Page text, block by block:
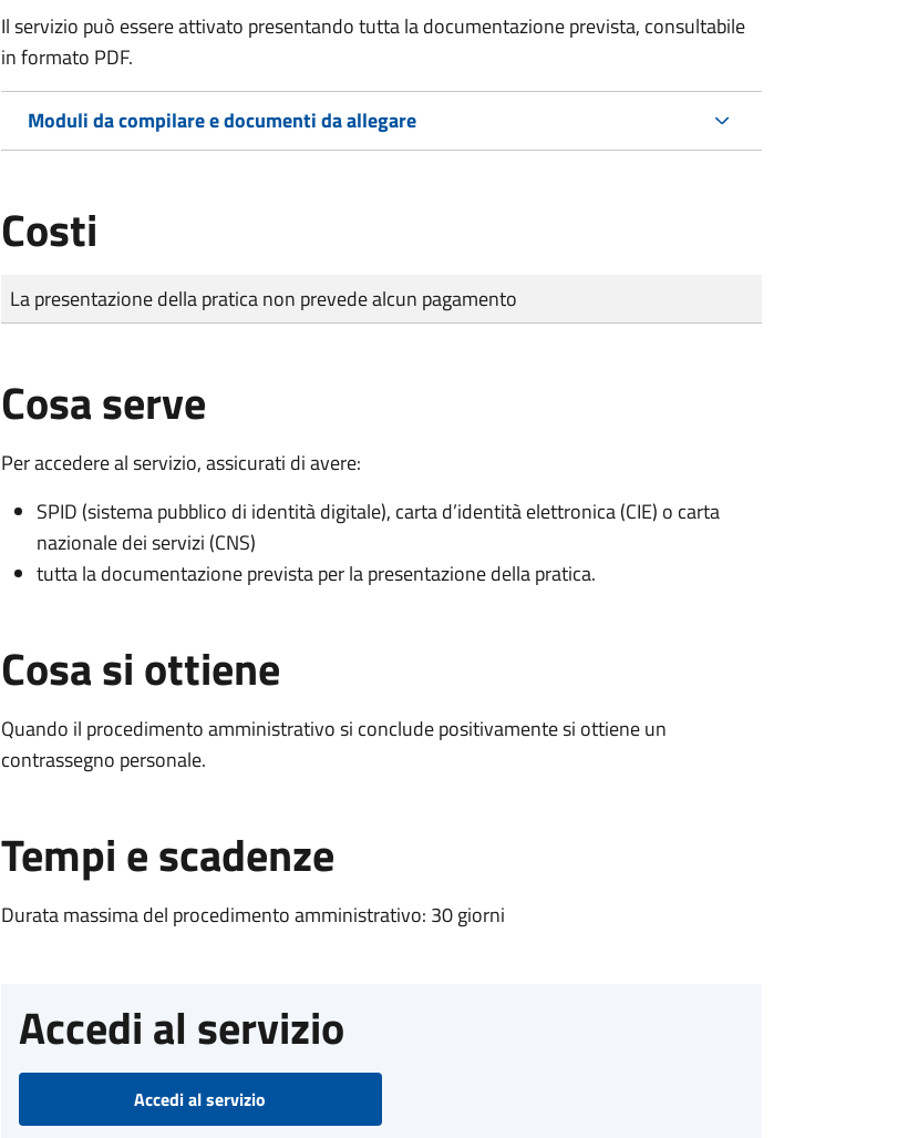
Il servizio può essere attivato presentando tutta la documentazione prevista, consultabile
in formato PDF.
Moduli da compilare e documenti da allegare
Costi
Tipo di pagamento
Importo
La presentazione della pratica non prevede alcun pagamento
Cosa serve
Per accedere al servizio, assicurati di avere:
SPID (sistema pubblico di identità digitale), carta d’identità elettronica (CIE) o carta
nazionale dei servizi (CNS)
tutta la documentazione prevista per la presentazione della pratica.
Cosa si ottiene
Quando il procedimento amministrativo si conclude positivamente si ottiene un
contrassegno personale.
Tempi e scadenze
Durata massima del procedimento amministrativo: 30 giorni
Accedi al servizio
Accedi al servizio